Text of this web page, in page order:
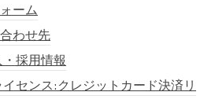
ーム
わせ先
採用情報
センス:クレジットカード決済リ